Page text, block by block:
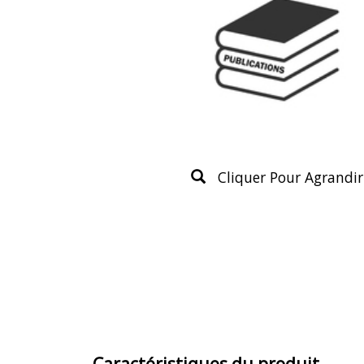
Cliquer Pour Agrandir